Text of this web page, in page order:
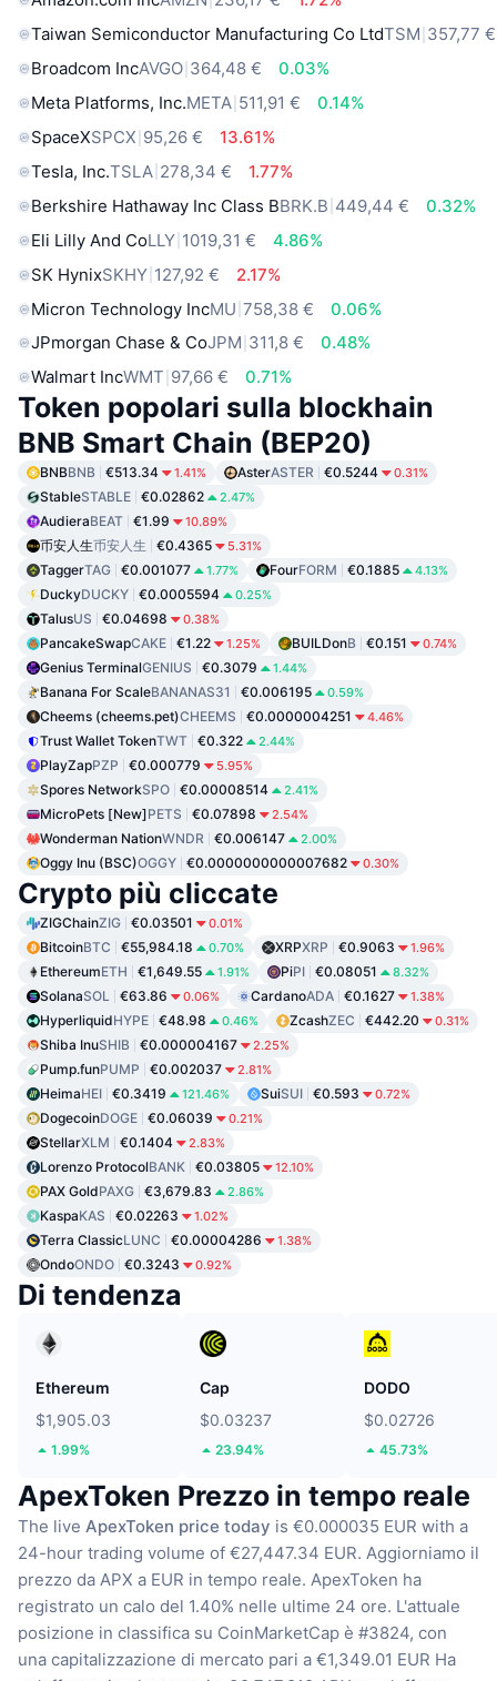
Taiwan Semiconductor Manufacturing Co LtdTSM 357,77 €
Broadcom IncAVGO 364,48 €
0.03%
Meta Platforms, Inc.META 511,91 €
0.14%
SpaceXSPCX 95,26 €
13.61%
Tesla, Inc.TSLA 278,34 €
1.77%
Berkshire Hathaway Inc Class BBRK.B 449,44 €
0.32%
Eli Lilly And CoLLY 1019,31 €
4.86%
SK HynixSKHY 127,92 €
2.17%
Micron Technology IncMU 758,38 €
0.06%
JPmorgan Chase & CoJPM 311,8 €
0.48%
Walmart IncWMT 97,66 € 0.71%
Token popolari sulla blockhain
BNB Smart Chain (BEP20)
BNBBNB €513.34 1.41% AsterASTER €0.5244 0.31%
StableSTABLE €0.02862 2.47%
AudieraBEAT €1.99 10.89%
币安人生币安人生 €0.4365 5.31%
TaggerTAG €0.001077 1.77% FourFORM €0.1885 4.13%
DuckyDUCKY €0.0005594 0.25%
TalusUS €0.04698 0.38%
PancakeSwapCAKE €1.22 1.25% BUILDonB €0.151 0.74%
Genius TerminalGENIUS €0.3079 1.44%
Banana For ScaleBANANAS31 €0.006195 0.59%
Cheems (cheems.pet)CHEEMS €0.0000004251 4.46%
Trust Wallet TokenTWT €0.322 2.44%
PlayZapPZP €0.000779 5.95%
Spores NetworkSPO €0.00008514 2.41%
MicroPets [New]PETS €0.07898 2.54%
Wonderman NationWNDR €0.006147 2.00%
Oggy Inu (BSC)OGGY €0.0000000000007682 0.30%
Crypto più cliccate
ZIGChainZIG €0.03501 0.01%
BitcoinBTC €55,984.18 0.70% XRPXRP €0.9063 1.96%
EthereumETH €1,649.55 1.91% PiPI €0.08051 8.32%
SolanaSOL €63.86 0.06% CardanoADA €0.1627 1.38%
HyperliquidHYPE €48.98 0.46% ZcashZEC €442.20 0.31%
Shiba InuSHIB €0.000004167 2.25%
Pump.funPUMP €0.002037 2.81%
HeimaHEI €0.3419 121.46% SuiSUI €0.593 0.72%
DogecoinDOGE €0.06039 0.21%
StellarXLM €0.1404 2.83%
Lorenzo ProtocolBANK €0.03805 12.10%
PAX GoldPAXG €3,679.83 2.86%
KaspaKAS €0.02263 1.02%
Terra ClassicLUNC €0.00004286 1.38%
OndoONDO €0.3243 0.92%
Di tendenza
Ethereum
$1,905.03
1.99%
Cap
$0.03237
23.94%
DODO
$0.02726
45.73%
ApexToken Prezzo in tempo reale
The live ApexToken price today is €0.000035 EUR with a
24-hour trading volume of €27,447.34 EUR. Aggiorniamo il
prezzo da APX a EUR in tempo reale. ApexToken ha
registrato un calo del 1.40% nelle ultime 24 ore. L'attuale
posizione in classifica su CoinMarketCap è #3824, con
una capitalizzazione di mercato pari a €1,349.01 EUR Ha